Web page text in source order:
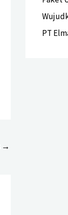
→
PT